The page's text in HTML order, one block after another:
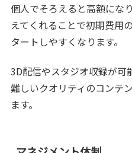
個人でそろえると高額にな
えてくれることで初期費用
タートしやすくなります。
3D配信やスタジオ収録が可
難しいクオリティのコンテ
ます。